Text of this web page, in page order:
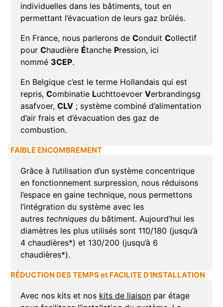
individuelles dans les bâtiments, tout en
permettant l’évacuation de leurs gaz brûlés.
En France, nous parlerons de Conduit Collectif
pour Chaudière Étanche Pression, ici
nommé 3CEP.
En Belgique c’est le terme Hollandais qui est
repris, Combinatie Luchttoevoer Verbrandingsg
asafvoer, CLV; système combiné d’alimentation
d’air frais et d’évacuation des gaz de
combustion.
FAIBLE ENCOMBREMENT
Grâce à l’utilisation d’un système concentrique
en fonctionnement surpression, nous réduisons
l’espace en gaine technique, nous permettons
l’intégration du système avec les
autres techniquesdu bâtiment. Aujourd’hui les
diamètres les plus utilisés sont 110/180 (jusqu’à
4 chaudières*) et 130/200 (jusqu’à 6
chaudières*).
RÉDUCTION DES TEMPS et FACILITE D’INSTALLATION
Avec nos kitset nos kits de liaisonpar étage